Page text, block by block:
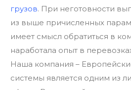
грузов. При неготовности
из выше причисленных
имеет смысл обратиться в
наработала опыт в
Наша компания –
системы является одним из